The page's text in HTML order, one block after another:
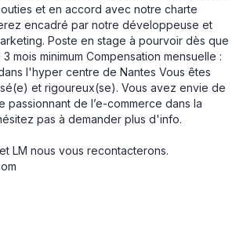
et en accord avec notre charte
encadré par notre développeuse et
Poste en stage à pourvoir dès que
mois minimum Compensation mensuelle :
l'hyper centre de Nantes Vous êtes
et rigoureux(se). Vous avez envie de
passionnant de l’e-commerce dans la
pas à demander plus d'info.
LM nous vous recontacterons.